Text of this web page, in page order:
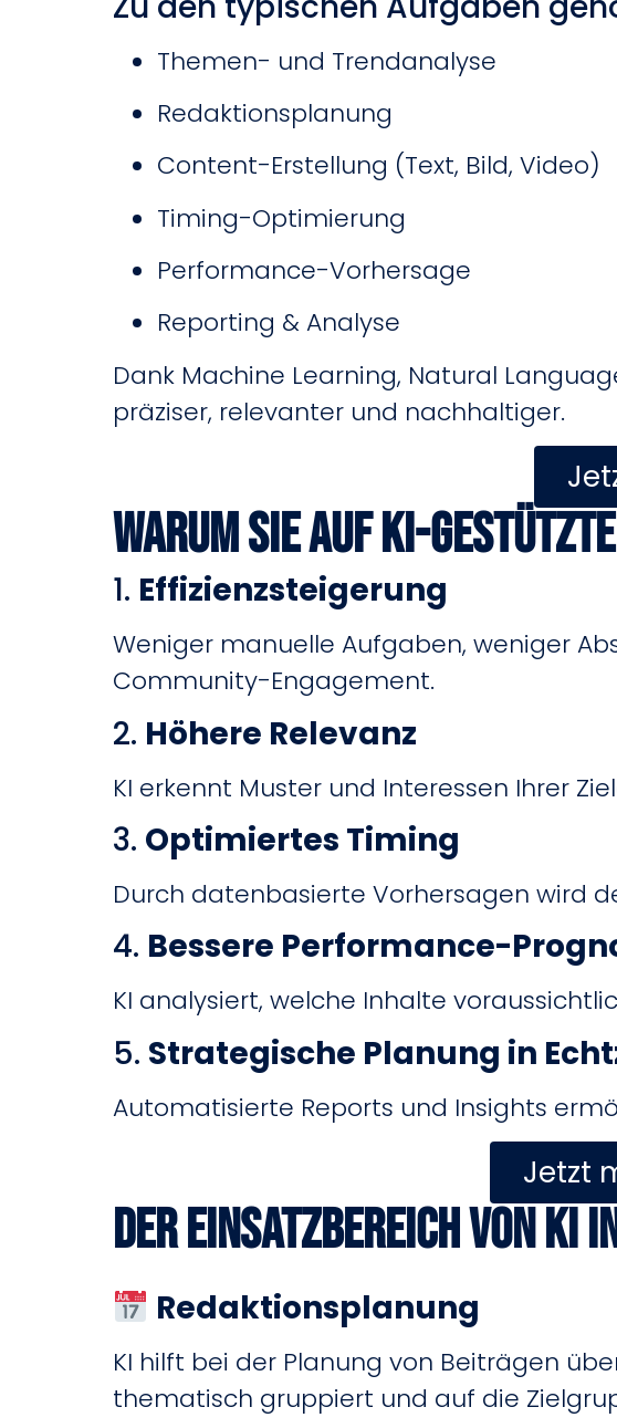
Themen- und Trendanalyse
Redaktionsplanung
Content-Erstellung (Text, Bild, Video)
Timing-Optimierung
Performance-Vorhersage
Reporting & Analyse
Dank Machine Learning, Natural
präziser, relevanter und nachhaltiger.
Warum Sie auf KI-
1. Effizienzsteigerung
Weniger manuelle Aufgaben, weniger
Community-Engagement.
2. Höhere Relevanz
KI erkennt Muster und Interessen Ihrer
3. Optimiertes Timing
Durch datenbasierte Vorhersagen wird
4. Bessere Performance-
KI analysiert, welche Inhalte
5. Strategische Planung in
Automatisierte Reports und Insights
Jetzt
Der Einsatzbereich von KI
Redaktionsplanung
KI hilft bei der Planung von Beiträgen
thematisch gruppiert und auf die